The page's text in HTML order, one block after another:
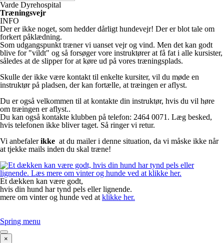
Varde Dyrehospital
Træningsvejr
INFO
Der er ikke noget, som hedder dårligt hundevejr! Der er blot tale om
forkert påklædning.
Som udgangspunkt træner vi uanset vejr og vind. Men det kan godt
blive for "vildt" og så forsøger vore instruktører at få fat i alle kursister,
således at de slipper for at køre ud på vores træningsplads.
Skulle der ikke være kontakt til enkelte kursiter, vil du møde en
instruktør på pladsen, der kan fortælle, at træingen er aflyst.
Du er også velkommen til at kontakte din instruktør, hvis du vil høre
om træingen er aflyst..
Du kan også kontakte klubben på telefon: 2464 0071. Læg besked,
hvis telefonen ikke bliver taget. Så ringer vi retur.
Vi anbefalerikke at du mailer i denne situation, da vi måske ikke når
at tjekke mails inden du skal træne!
Et dækken kan være godt,
hvis din hund har tynd pels eller lignende.
mere om vinter og hunde ved at klikke her.
Spring menu
×